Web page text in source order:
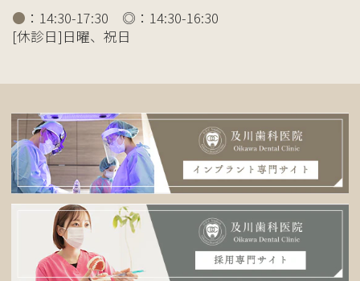
● ：14:30-17:30 ◎：14:30-16:30
[休診日]日曜、祝日